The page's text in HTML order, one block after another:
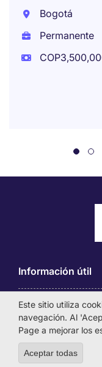
Bogotá
Permanente
Información útil
Búsqueda de
Empresas
Este sitio utiliza
navegación. Al
Page a mejorar los
Aceptar todas